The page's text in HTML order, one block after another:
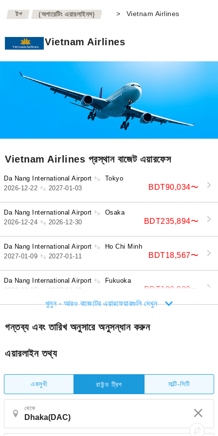
টপ >
(অপারেটিং এয়ারলাইনস) > Vietnam Airlines
Vietnam Airlines
Vietnam Airlines প্রস্থান বাজেট এয়ারফেস
Da Nang International Airport Tokyo
BDT90,034〜
2026-12-22 2027-01-03
Da Nang International Airport Osaka
BDT235,894〜
2026-12-24 2026-12-30
Da Nang International Airport Ho Chi Minh
BDT18,567〜
2027-01-09 2027-01-11
Da Nang International Airport Fukuoka
BDT100,929 〜
2026-12-27 2027-01-02
খুলুন - আরও বাজেটের এয়ারফেয়ারগুলি দেখুন
গন্তব্য এবং তারিখ অনুসারে অনুসন্ধান করুন
এয়ারলাইন তথ্য
একমুখী রাউন্ড ট্রিপ মাল্টি-সিটি
থেকে